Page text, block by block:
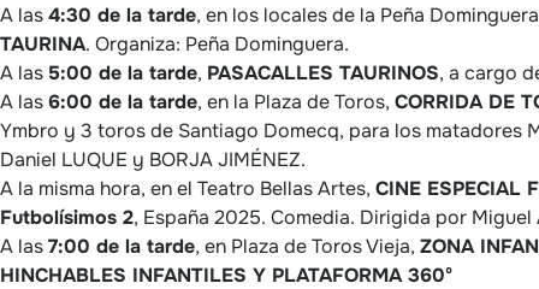
A las4:30 de la tarde, en los locales de la Peña
TAURINA. Organiza: Peña Dominguera.
A las 5:00 de la tarde, PASACALLES TAURINOS, a cargo
A las6:00 de la tarde, en la Plaza de Toros, CORRIDA DE
Ymbro y 3 toros de Santiago Domecq, para los matadores
Daniel LUQUE y BORJA JIMÉNEZ.
A la misma hora, en el Teatro Bellas Artes, CINE ESPECIAL
Futbolísimos 2, España 2025. Comedia. Dirigida por Miguel
A las7:00 de la tarde, en Plaza de Toros Vieja, ZONA
HINCHABLES INFANTILES Y PLATAFORMA 360º